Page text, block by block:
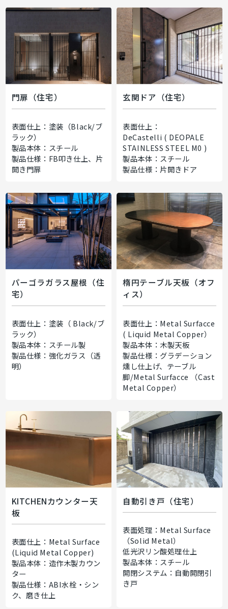
門扉（住宅）
表面仕上：塗装（Black/ブ
ラック）
製品本体：スチール
製品仕様：FB叩き仕上、片
開き門扉
玄関ドア（住宅）
表面仕上：
DeCastelli ( DEOPALE
STAINLESS STEEL M0 )
製品本体：スチール
製品仕様：片開きドア
パーゴラガラス屋根（住
宅）
表面仕上：塗装（ Black/ブ
ラック）
製品本体：スチール製
製品仕様：強化ガラス（透
明）
楕円テーブル天板（オフ
ィス）
表面仕上：Metal Surfacce
( Liquid Metal Copper）
製品本体：木製天板
製品仕様：グラデーション
燻し仕上げ、テーブル
脚/Metal Surfacce （Cast
Metal Copper）
KITCHENカウンター天
板
表面仕上：Metal Surface
(Liquid Metal Copper)
製品本体：造作木製カウン
ター
製品仕様：ABI水栓・シン
ク、磨き仕上
自動引き戸（住宅）
表面処理：Metal Surface
（Solid Metal）
低光沢リン酸処理仕上
製品本体：スチール
開閉システム：自動開閉引
き戸